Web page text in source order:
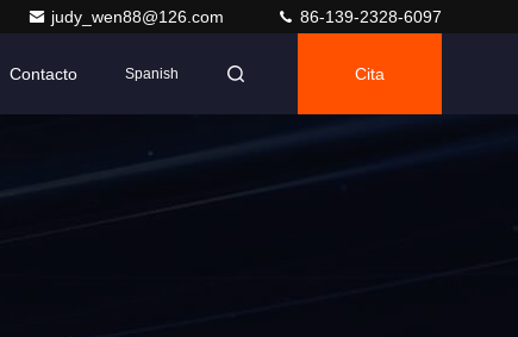
judy_wen88@126.com 86-139-2328-6097
Contacto Spanish Cita